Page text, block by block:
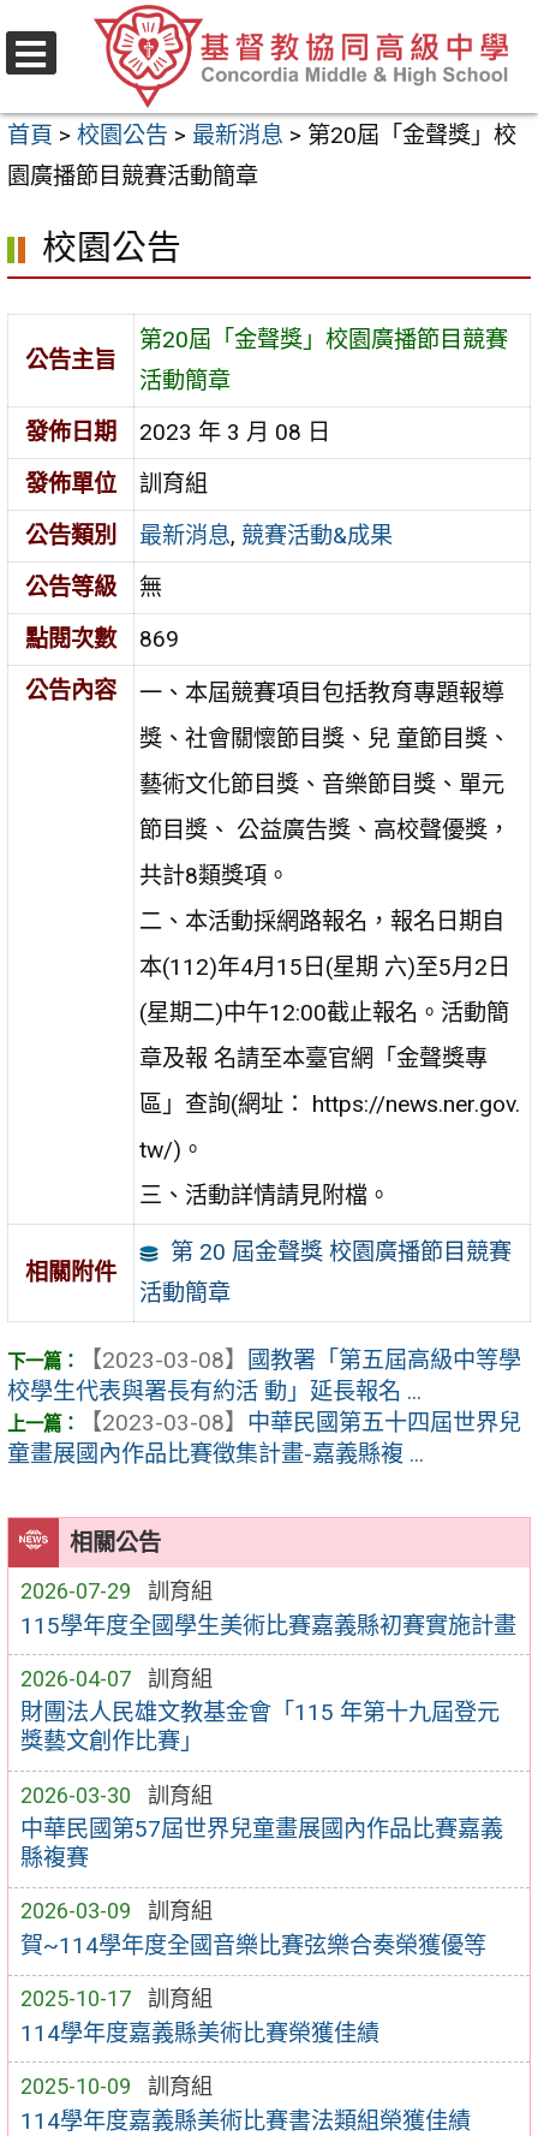
至
要
內
區
首頁 > 校園公告 > 最新消息 > 第20屆「金聲獎」校
園廣播節目競賽活動簡章
相關公告
2026-07-29 訓育組
115學年度全國學生美術比賽嘉義縣初賽實施計畫
2026-04-07 訓育組
財團法人民雄文教基金會「115 年第十九屆登元
獎藝文創作比賽」
2026-03-30 訓育組
中華民國第57屆世界兒童畫展國內作品比賽嘉義
縣複賽
2026-03-09 訓育組
賀~114學年度全國音樂比賽弦樂合奏榮獲優等
2025-10-17 訓育組
114學年度嘉義縣美術比賽榮獲佳績
2025-10-09 訓育組
114學年度嘉義縣美術比賽書法類組榮獲佳績
校園公告
公告主旨
第20屆「金聲獎」校園廣播節目競賽
活動簡章
發佈日期
2023 年 3 月 08 日
發佈單位
訓育組
公告類別
最新消息, 競賽活動&成果
公告等級
無
點閱次數
869
公告內容
一、本屆競賽項目包括教育專題報導
獎、社會關懷節目獎、兒 童節目獎、
藝術文化節目獎、音樂節目獎、單元
節目獎、 公益廣告獎、高校聲優獎，
共計8類獎項。
二、本活動採網路報名，報名日期自
本(112)年4月15日(星期 六)至5月2日
(星期二)中午12:00截止報名。活動簡
章及報 名請至本臺官網「金聲獎專
區」查詢(網址： https://news.ner.gov.
tw/)。
三、活動詳情請見附檔。
相關附件
第 20 屆金聲獎 校園廣播節目競賽
活動簡章
【2023-03-08】
國教署「第五屆高級中等學
校學生代表與署長有約活 動」延長報名 ...
【2023-03-08】 中華民國第五十四屆世界兒
童畫展國內作品比賽徵集計畫-嘉義縣複 ...
選
單